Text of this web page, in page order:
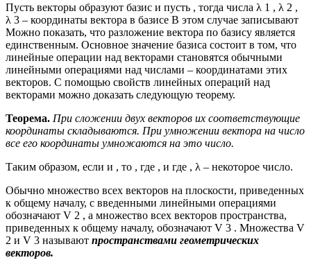
Пусть векторы образуют базис и пусть , тогда числа λ 1 , λ 2 ,
λ 3 – координаты вектора в базисе В этом случае записывают
Можно показать, что разложение вектора по базису является
единственным. Основное значение базиса состоит в том, что
линейные операции над векторами становятся обычными
линейными операциями над числами – координатами этих
векторов. С помощью свойств линейных операций над
векторами можно доказать следующую теорему.
Теорема. При сложении двух векторов их соответствующие
координаты складываются. При умножении вектора на число
все его координаты умножаются на это число.
Таким образом, если и , то , где , и где , λ – некоторое число.
Обычно множество всех векторов на плоскости, приведенных
к общему началу, с введенными линейными операциями
обозначают V 2 , а множество всех векторов пространства,
приведенных к общему началу, обозначают V 3 . Множества V
2 и V 3 называют пространствами геометрических
векторов.